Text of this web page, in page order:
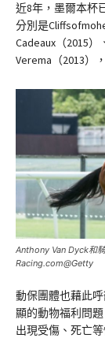
近8年，墨爾本杯
分別是
Cadeaux（2015
Verema（2013）
Anthony Van Dyck和
Racing.com@Getty
動保團體也藉此
顯的動物福利問
出現受傷、死亡